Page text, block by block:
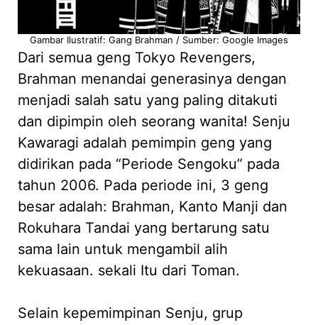
Gambar Ilustratif: Gang Brahman / Sumber: Google Images
Dari semua geng Tokyo Revengers,
Brahman menandai generasinya dengan
menjadi salah satu yang paling ditakuti
dan dipimpin oleh seorang wanita! Senju
Kawaragi adalah pemimpin geng yang
didirikan pada “Periode Sengoku” pada
tahun 2006. Pada periode ini, 3 geng
besar adalah: Brahman, Kanto Manji dan
Rokuhara Tandai yang bertarung satu
sama lain untuk mengambil alih
kekuasaan. sekali Itu dari Toman.
Selain kepemimpinan Senju, grup